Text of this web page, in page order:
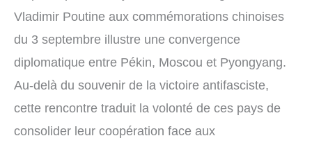
Vladimir Poutine aux commémorations chinoises
du 3 septembre illustre une convergence
diplomatique entre Pékin, Moscou et Pyongyang.
Au-delà du souvenir de la victoire antifasciste,
cette rencontre traduit la volonté de ces pays de
consolider leur coopération face aux